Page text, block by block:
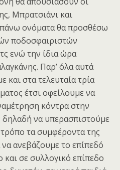
Μπρατσιάνι και
ονόματα θα προσθέσω
ποδοσφαιριστών
ενώ την ίδια ώρα
Παρ’ όλα αυτά
και στα τελευταία τρία
έτσι οφείλουμε να
κόντρα στην
να υπερασπιστούμε
τα συμφέροντα της
ανεβάζουμε το επίπεδό
σε συλλογικό επίπεδο